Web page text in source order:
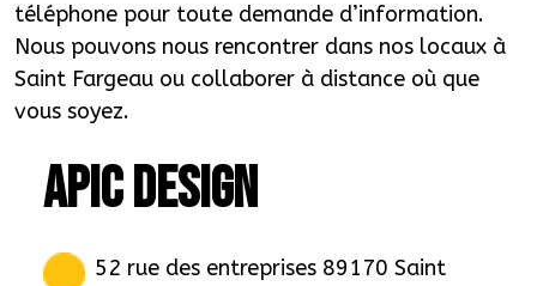
téléphone pour toute demande d’information.
Nous pouvons nous rencontrer dans nos locaux à
Saint Fargeau ou collaborer à distance où que
vous soyez.
APIC DESIGN
52 rue des entreprises 89170 Saint